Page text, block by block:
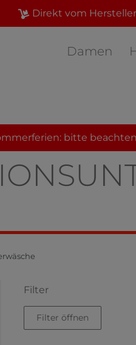
Direkt vom Hersteller
Damen
bitte
Filter
Filter öffnen